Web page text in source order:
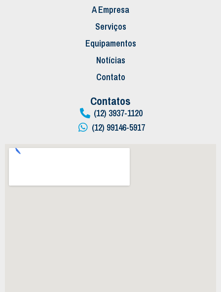
A Empresa
Serviços
Equipamentos
Notícias
Contato
Contatos
(12) 3937-1120
(12) 99146-5917